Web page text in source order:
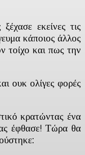
εκείνες τις
κάποιος άλλος
τοίχο και πως την
ουκ ολίγες φορές
κρατώντας ένα
έφθασε! Τώρα θα